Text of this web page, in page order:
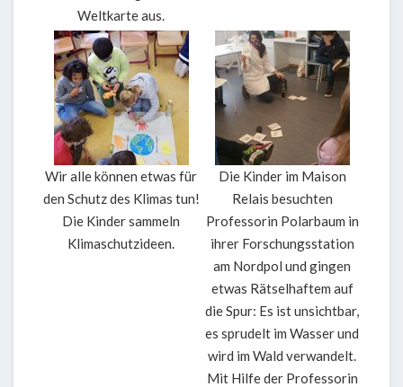
Weltkarte aus.
Wir alle können etwas für
den Schutz des Klimas tun!
Die Kinder sammeln
Klimaschutzideen.
Die Kinder im Maison
Relais besuchten
Professorin Polarbaum in
ihrer Forschungsstation
am Nordpol und gingen
etwas Rätselhaftem auf
die Spur: Es ist unsichtbar,
es sprudelt im Wasser und
wird im Wald verwandelt.
Mit Hilfe der Professorin